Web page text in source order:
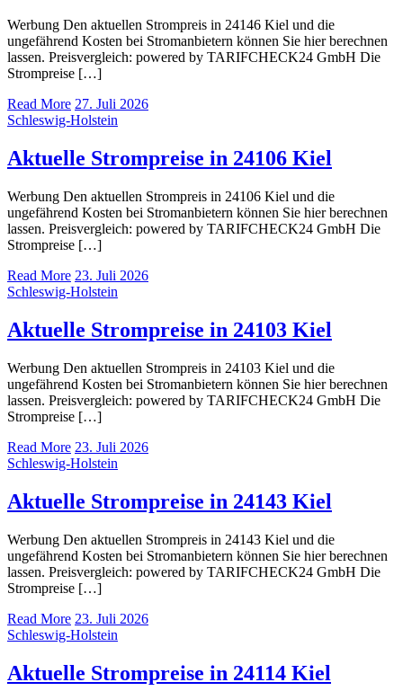
Werbung Den aktuellen Strompreis in 24146 Kiel und die
ungefährend Kosten bei Stromanbietern können Sie hier berechnen
lassen. Preisvergleich: powered by TARIFCHECK24 GmbH Die
Strompreise […]
Read More 27. Juli 2026
Schleswig-Holstein
Aktuelle Strompreise in 24106 Kiel
Werbung Den aktuellen Strompreis in 24106 Kiel und die
ungefährend Kosten bei Stromanbietern können Sie hier berechnen
lassen. Preisvergleich: powered by TARIFCHECK24 GmbH Die
Strompreise […]
Read More 23. Juli 2026
Schleswig-Holstein
Aktuelle Strompreise in 24103 Kiel
Werbung Den aktuellen Strompreis in 24103 Kiel und die
ungefährend Kosten bei Stromanbietern können Sie hier berechnen
lassen. Preisvergleich: powered by TARIFCHECK24 GmbH Die
Strompreise […]
Read More 23. Juli 2026
Schleswig-Holstein
Aktuelle Strompreise in 24143 Kiel
Werbung Den aktuellen Strompreis in 24143 Kiel und die
ungefährend Kosten bei Stromanbietern können Sie hier berechnen
lassen. Preisvergleich: powered by TARIFCHECK24 GmbH Die
Strompreise […]
Read More 23. Juli 2026
Schleswig-Holstein
Aktuelle Strompreise in 24114 Kiel